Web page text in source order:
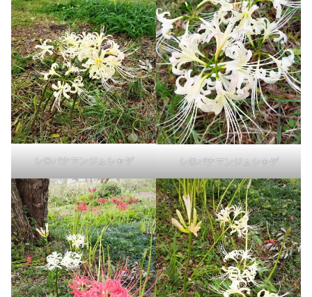
シロバナマンジュシャゲ シロバナマンジュシャゲ